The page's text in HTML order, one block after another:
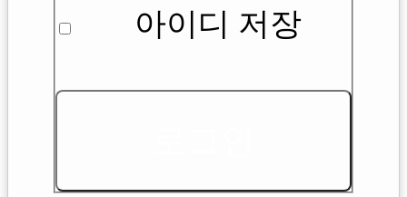
아이디 저장